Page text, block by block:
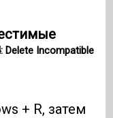
Delete Incompatible
+ R, затем